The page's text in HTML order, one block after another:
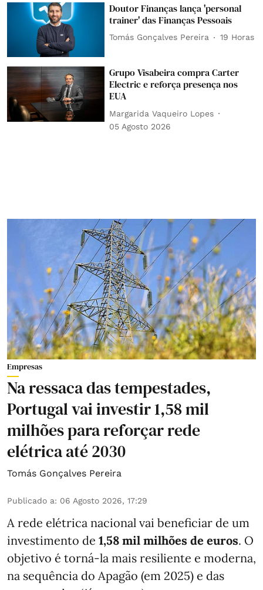
Doutor Finanças lança 'personal
trainer' das Finanças Pessoais
Tomás Gonçalves Pereira 19 Horas
Grupo Visabeira compra Carter
Electric e reforça presença nos
EUA
Margarida Vaqueiro Lopes
05 Agosto 2026
Empresas
Na ressaca das tempestades,
Portugal vai investir 1,58 mil
milhões para reforçar rede
elétrica até 2030
Tomás Gonçalves Pereira
Publicado a: 06 Agosto 2026, 17:29
A rede elétrica nacional vai beneficiar de um
investimento de 1,58 mil milhões de euros. O
objetivo é torná-la mais resiliente e moderna,
na sequência do Apagão (em 2025) e das